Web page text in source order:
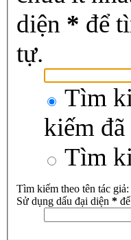
diện * để
tự.
Tìm
kiếm đã
Tìm
Tìm kiếm theo tên tác giả:
Sử dụng dấu đại diện *